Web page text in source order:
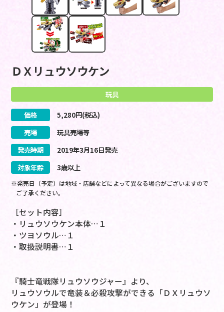
ＤＸリュウソウケン
玩具
価格 5,280円(税込)
売場
玩具売場等
発売時期
2019年3月16日発売
対象年齢
3歳以上
※発売日（予定）は地域・店舗などによって異なる場合がございますので
ご了承ください。
［セット内容］
・リュウソウケン本体…１
・ツヨソウル…１
・取扱説明書…１
『騎士竜戦隊リュウソウジャー』より、
リュウソウルで竜装＆必殺攻撃ができる「ＤＸリュウソ
ウケン」が登場！